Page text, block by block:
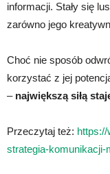
informacji. Stały się
zarówno jego
Choć nie sposób
korzystać z jej
– największą siłą
Przeczytaj też:
strategia-komunikacji-